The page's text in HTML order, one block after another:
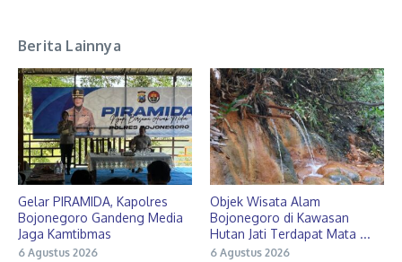
Berita Lainnya
Gelar PIRAMIDA, Kapolres
Bojonegoro Gandeng Media
Jaga Kamtibmas
6 Agustus 2026
Objek Wisata Alam
Bojonegoro di Kawasan
Hutan Jati Terdapat Mata ...
6 Agustus 2026